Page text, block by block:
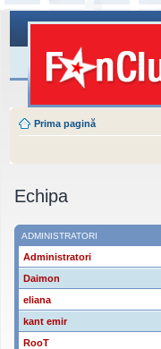
Prima pagină
Echipa
ADMINISTRATORI
Administratori
Daimon
eliana
kant emir
RooT